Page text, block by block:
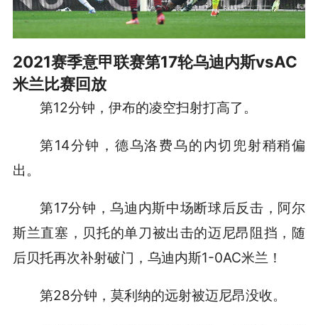
2021赛季意甲联赛第17轮乌迪内斯vsAC
米兰比赛回放
第12分钟，伊布的凌空扫射打高了。
第14分钟，德乌洛费乌的内切兜射稍稍偏
出。
第17分钟，乌迪内斯中场断球后反击，阿尔
斯兰直塞，贝托的单刀被出击的迈尼昂阻挡，随
后贝托再次补射破门，乌迪内斯1-0AC米兰！
第28分钟，莫利纳的远射被迈尼昂没收。